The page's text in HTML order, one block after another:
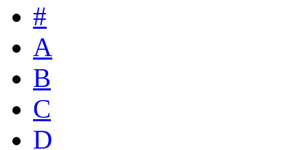
#
A
B
C
D